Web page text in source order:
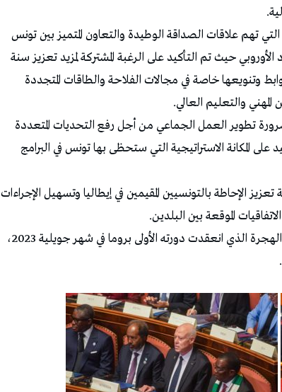
تهم علاقات الصداقة الوطيدة والتعاون المتميز بين تونس
حيث تم التأكيد على الرغبة المشتركة لمزيد تعزيز سنة
وتنويعها خاصة في مجالات الفلاحة والطاقات المتجددة
والتعليم العالي.
تطوير العمل الجماعي من أجل رفع التحديات المتعددة
على المكانة الاستراتيجية التي ستحظى بها تونس في البرامج
الإحاطة بالتونسيين المقيمين في إيطاليا وتسهيل الإجراءات
الموقعة بين البلدين.
وتناول اللقاء أيضا متابعة نتائج مسار روما حول الهجرة الذي انعقدت دورته الأولى بروما في شهر جويلية 2023،